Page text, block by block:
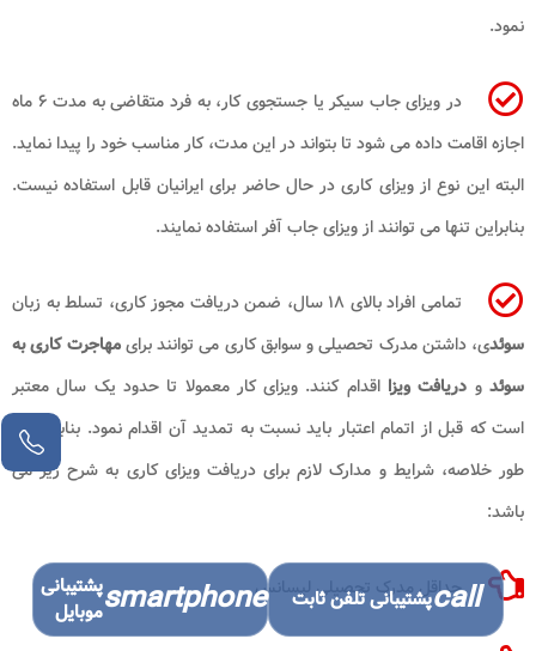
نمود.
در ویزای جاب‌ سیکر یا جستجوی کار، به فرد متقاضی به مدت ۶ ماه
اجازه اقامت داده می ‌شود تا بتواند در این مدت، کار مناسب خود را پیدا نماید.
البته این نوع از ویزای کاری در حال حاضر برای ایرانیان قابل استفاده نیست.
بنابراین تنها می‌ توانند از ویزای جاب ‌آفر استفاده نمایند.
تمامی افراد بالای ۱۸ سال، ضمن دریافت مجوز کاری، تسلط به زبان
سوئدی، داشتن مدرک تحصیلی و سوابق کاری می ‌توانند برایمهاجرت کاری به
سوئدو دریافت ویزااقدام کنند. ویزای کار معمولا تا حدود یک سال معتبر
است که قبل از اتمام اعتبار باید نسبت به تمدید آن اقدام نمود. بنابراین به
طور خلاصه، شرایط و مدارک لازم برای دریافت ویزای کاری به شرح زیر می‌
باشد:
حداقل مدرک تحصیلی لیسانس
callپشتیبانی تلفن ثابت smartphoneپشتیبانی
موبایل